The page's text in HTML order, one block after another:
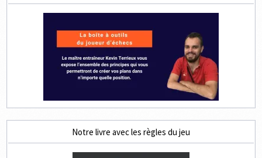
Notre livre avec les règles du jeu